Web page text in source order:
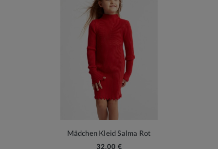
Mädchen Kleid Salma Rot
32,00 €